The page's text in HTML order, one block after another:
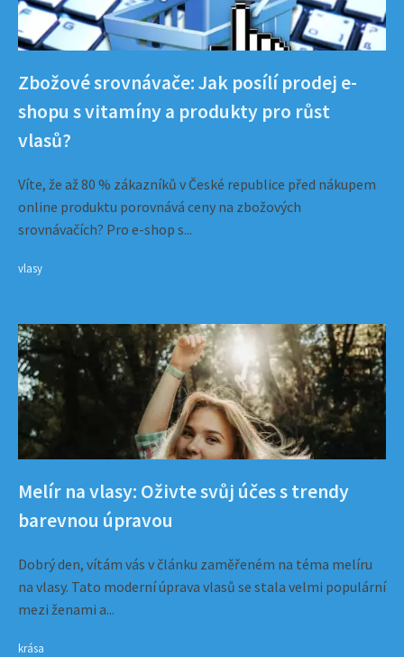
Zbožové srovnávače: Jak posílí prodej e-
shopu s vitamíny a produkty pro růst
vlasů?
Víte, že až 80 % zákazníků v České republice před nákupem
online produktu porovnává ceny na zbožových
srovnávačích? Pro e-shop s...
vlasy
Melír na vlasy: Oživte svůj účes s trendy
barevnou úpravou
Dobrý den, vítám vás v článku zaměřeném na téma melíru
na vlasy. Tato moderní úprava vlasů se stala velmi populární
mezi ženami a...
krása